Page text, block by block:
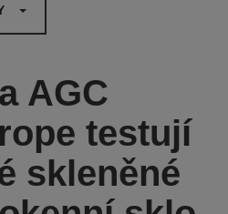
AGC
testují
skleněné